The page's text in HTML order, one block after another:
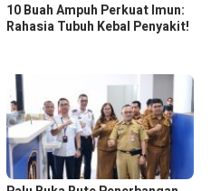
10 Buah Ampuh Perkuat Imun:
Rahasia Tubuh Kebal Penyakit!